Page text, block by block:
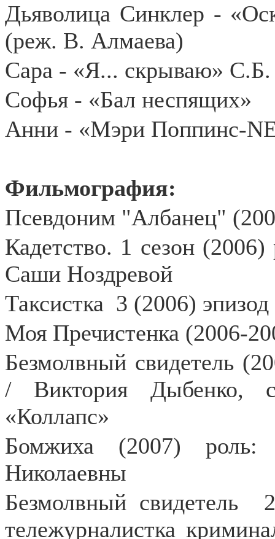
Дьяволица Синклер -
(реж. В. Алмаева)
Сара - «Я... скрываю»
Софья - «Бал неспящих»
Анни - «Мэри Поппинс-
Фильмография:
Псевдоним "Албанец"
Кадетство. 1 сезон
Саши Ноздревой
Таксистка 3 (2006) эпизод
Моя Пречистенка (2006-
Безмолвный свидетель
/ Виктория Дыбенко,
«Коллапс»
Бомжиха (2007) роль:
Николаевны
Безмолвный свидетель
тележурналистка